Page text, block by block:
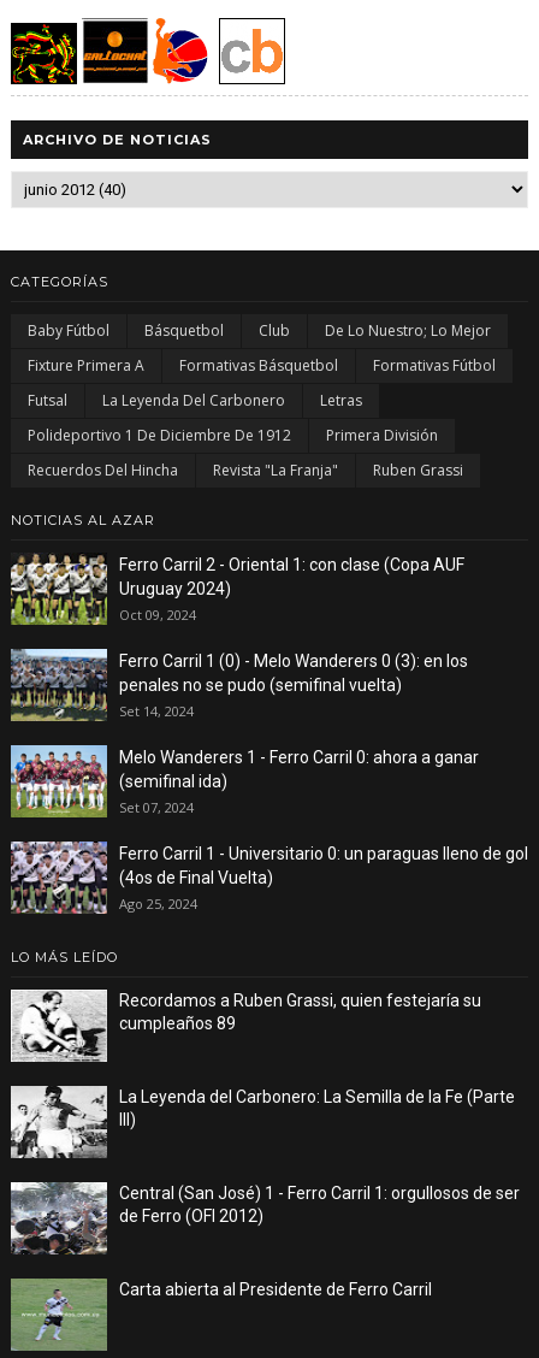
ARCHIVO DE NOTICIAS
CATEGORÍAS
Baby Fútbol Básquetbol Club
De Lo Nuestro; Lo Mejor
Fixture Primera A
Formativas Básquetbol
Formativas Fútbol
Futsal
La Leyenda Del Carbonero
Letras
Polideportivo 1 De Diciembre De 1912
Primera División
Recuerdos Del Hincha
Revista "La Franja" Ruben Grassi
NOTICIAS AL AZAR
Ferro Carril 2 - Oriental 1: con clase (Copa AUF
Uruguay 2024)
Oct 09, 2024
Ferro Carril 1 (0) - Melo Wanderers 0 (3): en los
penales no se pudo (semifinal vuelta)
Set 14, 2024
Melo Wanderers 1 - Ferro Carril 0: ahora a ganar
(semifinal ida)
Set 07, 2024
Ferro Carril 1 - Universitario 0: un paraguas lleno de gol
(4os de Final Vuelta)
Ago 25, 2024
LO MÁS LEÍDO
Recordamos a Ruben Grassi, quien festejaría su
cumpleaños 89
La Leyenda del Carbonero: La Semilla de la Fe (Parte
III)
Central (San José) 1 - Ferro Carril 1: orgullosos de ser
de Ferro (OFI 2012)
Carta abierta al Presidente de Ferro Carril